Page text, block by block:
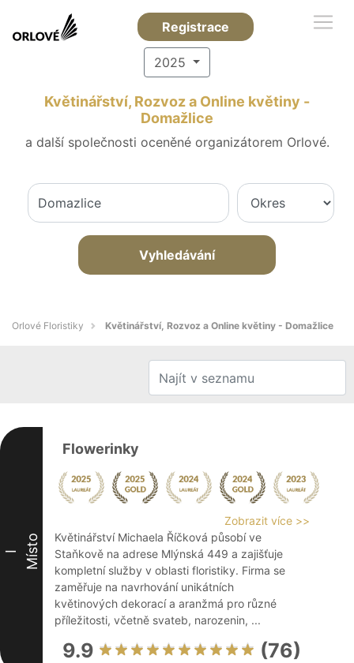
Registrace
2025
Květinářství, Rozvoz a Online květiny -
Domažlice
a další společnosti oceněné organizátorem Orlové.
Vyhledávání
Orlové Floristiky Květinářství, Rozvoz a Online květiny - Domažlice
I Místo
Flowerinky
Zobrazit více >>
Květinářství Michaela Říčková působí ve
Staňkově na adrese Mlýnská 449 a zajišťuje
kompletní služby v oblasti floristiky. Firma se
zaměřuje na navrhování unikátních
květinových dekorací a aranžmá pro různé
příležitosti, včetně svateb, narozenin, ...
9.9 (76)